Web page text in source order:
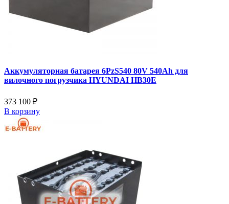
Аккумуляторная батарея 6PzS540 80V 540Ah для
вилочного погрузчика HYUNDAI HB30E
373 100 ₽
В корзину